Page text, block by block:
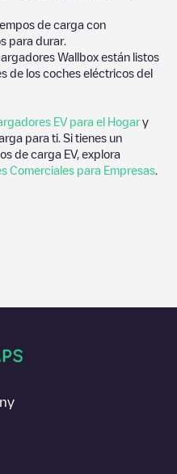
de carga con
para durar.
Wallbox están listos
de los coches eléctricos del
EV para el Hogary
para ti. Si tienes un
de carga EV, explora
Comerciales para Empresas
conductores de vehículos
son muy
los puntos de carga más
de cuál fue tu
la estación de carga una vez